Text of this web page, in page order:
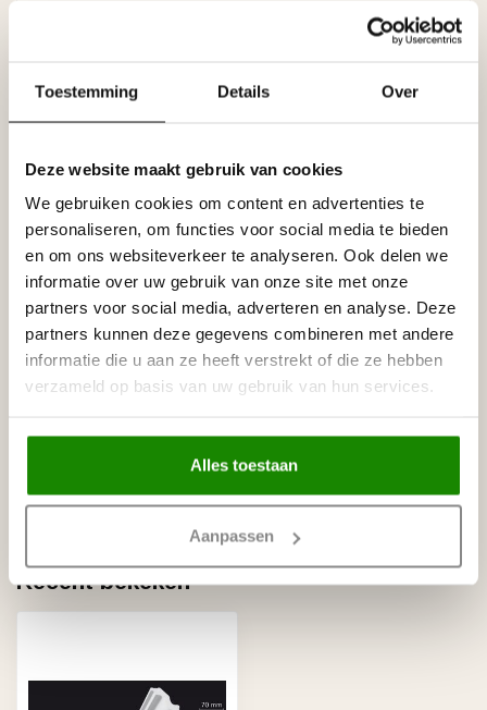
Toestemming Details Over
Deze website maakt gebruik van cookies
We gebruiken cookies om content en advertenties te
personaliseren, om functies voor social media te bieden
en om ons websiteverkeer te analyseren. Ook delen we
informatie over uw gebruik van onze site met onze
partners voor social media, adverteren en analyse. Deze
partners kunnen deze gegevens combineren met andere
informatie die u aan ze heeft verstrekt of die ze hebben
verzameld op basis van uw gebruik van hun services.
Alles toestaan
Aanpassen
Homestar M100 niet door elkaar gebruikt kunnen worden
(minutieuze verschillen, die wel zichtbaar kunnen zijn als de
worden)
Specificaties
Reviews
Tags
Gerelateerde producten
NMC Adefix lijmkoker 310 ml
Op voorraad
€8,95
en Verstekbak
Recent bekeken